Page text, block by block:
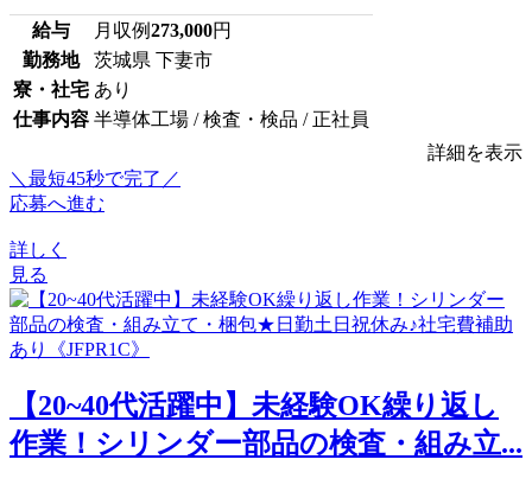
給与 月収例273,000円
勤務地
茨城県 下妻市
寮・社宅 あり
仕事内容 半導体工場 / 検査・検品 / 正社員
詳細を表示
＼最短45秒で完了／
応募へ進む
詳しく
見る
【20~40代活躍中】未経験OK繰り返し
作業！シリンダー部品の検査・組み立...